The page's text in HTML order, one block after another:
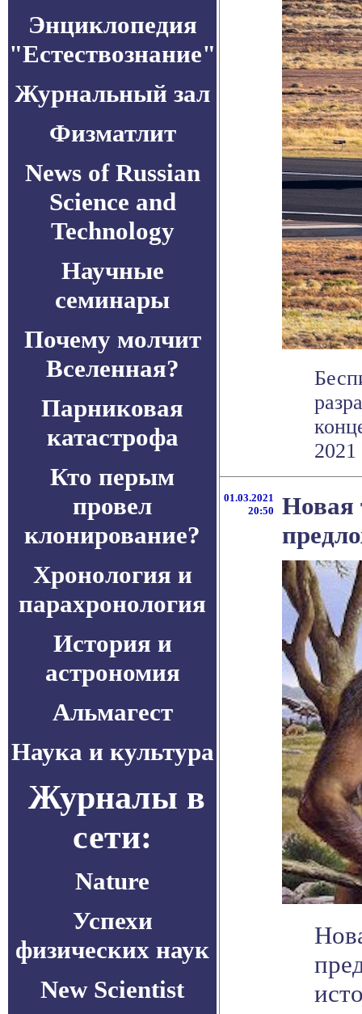
Энциклопедия
"Естествознание"
Журнальный зал
Физматлит
News of Russian
Science and
Technology
Научные
семинары
Почему молчит
Вселенная?
Парниковая
катастрофа
Кто перым
провел
клонирование?
Хронология и
парахронология
История и
астрономия
Альмагест
Наука и культура
Журналы в
сети:
Nature
Успехи
физических наук
New Scientist
01.03.2021
20:50
Новая